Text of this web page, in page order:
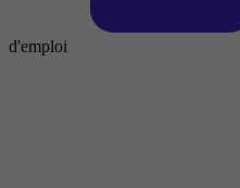
d'emploi